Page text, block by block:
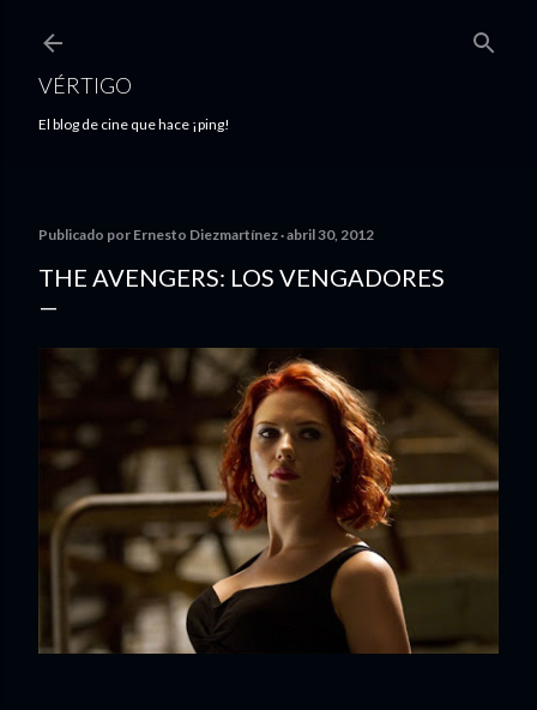
VÉRTIGO
El blog de cine que hace ¡ping!
Publicado por Ernesto Diezmartínez abril 30, 2012
THE AVENGERS: LOS VENGADORES